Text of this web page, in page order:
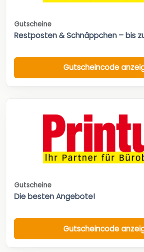
Gutscheine
Restposten & Schnäppchen – bis
Gutscheincode
Gutscheine
Die besten Angebote!
Gutscheincode